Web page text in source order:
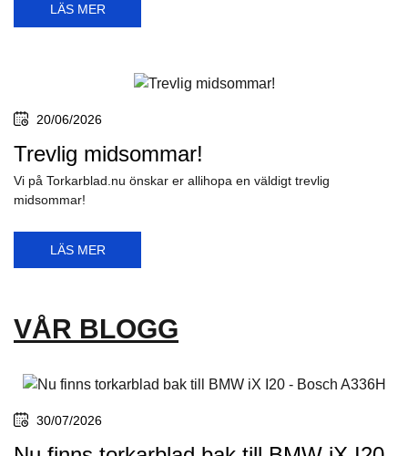
LÄS MER
20/06/2026
Trevlig midsommar!
Vi på Torkarblad.nu önskar er allihopa en väldigt trevlig
midsommar!
LÄS MER
VÅR BLOGG
30/07/2026